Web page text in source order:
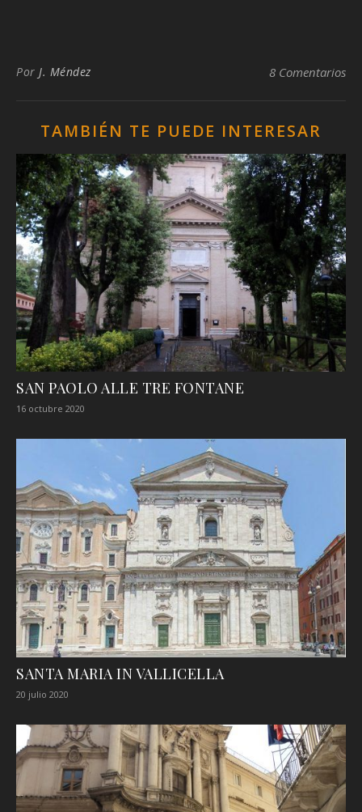
Por J. Méndez 8 Comentarios
TAMBIÉN TE PUEDE INTERESAR
SAN PAOLO ALLE TRE FONTANE
16 octubre 2020
SANTA MARIA IN VALLICELLA
20 julio 2020